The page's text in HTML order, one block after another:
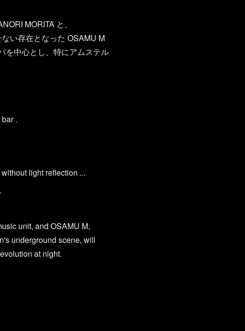
MORITA と、
い存在となった OSAMU M
を中心とし、特にアムステル
.
light reflection ...
unit, and OSAMU M,
underground scene, will
at night.